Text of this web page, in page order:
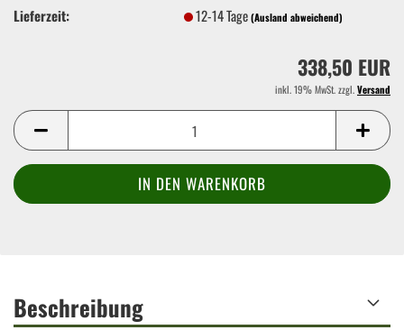
Lieferzeit:
12-14 Tage(Ausland abweichend)
338,50 EUR
inkl. 19% MwSt. zzgl.Versand
Beschreibung